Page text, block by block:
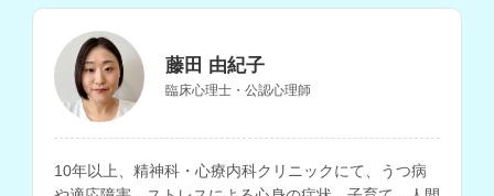
藤田 由紀子
臨床心理士・公認心理師
10年以上、精神科・心療内科クリニックにて、うつ病